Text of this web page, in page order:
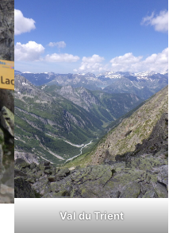
Val du Trient